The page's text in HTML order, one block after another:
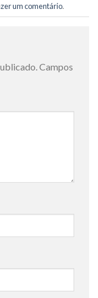
um comentário.
Campos